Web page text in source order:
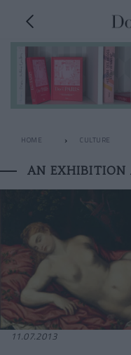
HOME CULTURE
AN EXHIBITION
11.07.2013